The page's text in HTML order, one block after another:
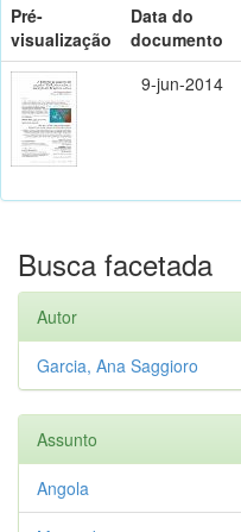
Pré-
visualização
Data do
documento
9-jun-2014
Busca facetada
Autor
Garcia, Ana Saggioro
Assunto
Angola